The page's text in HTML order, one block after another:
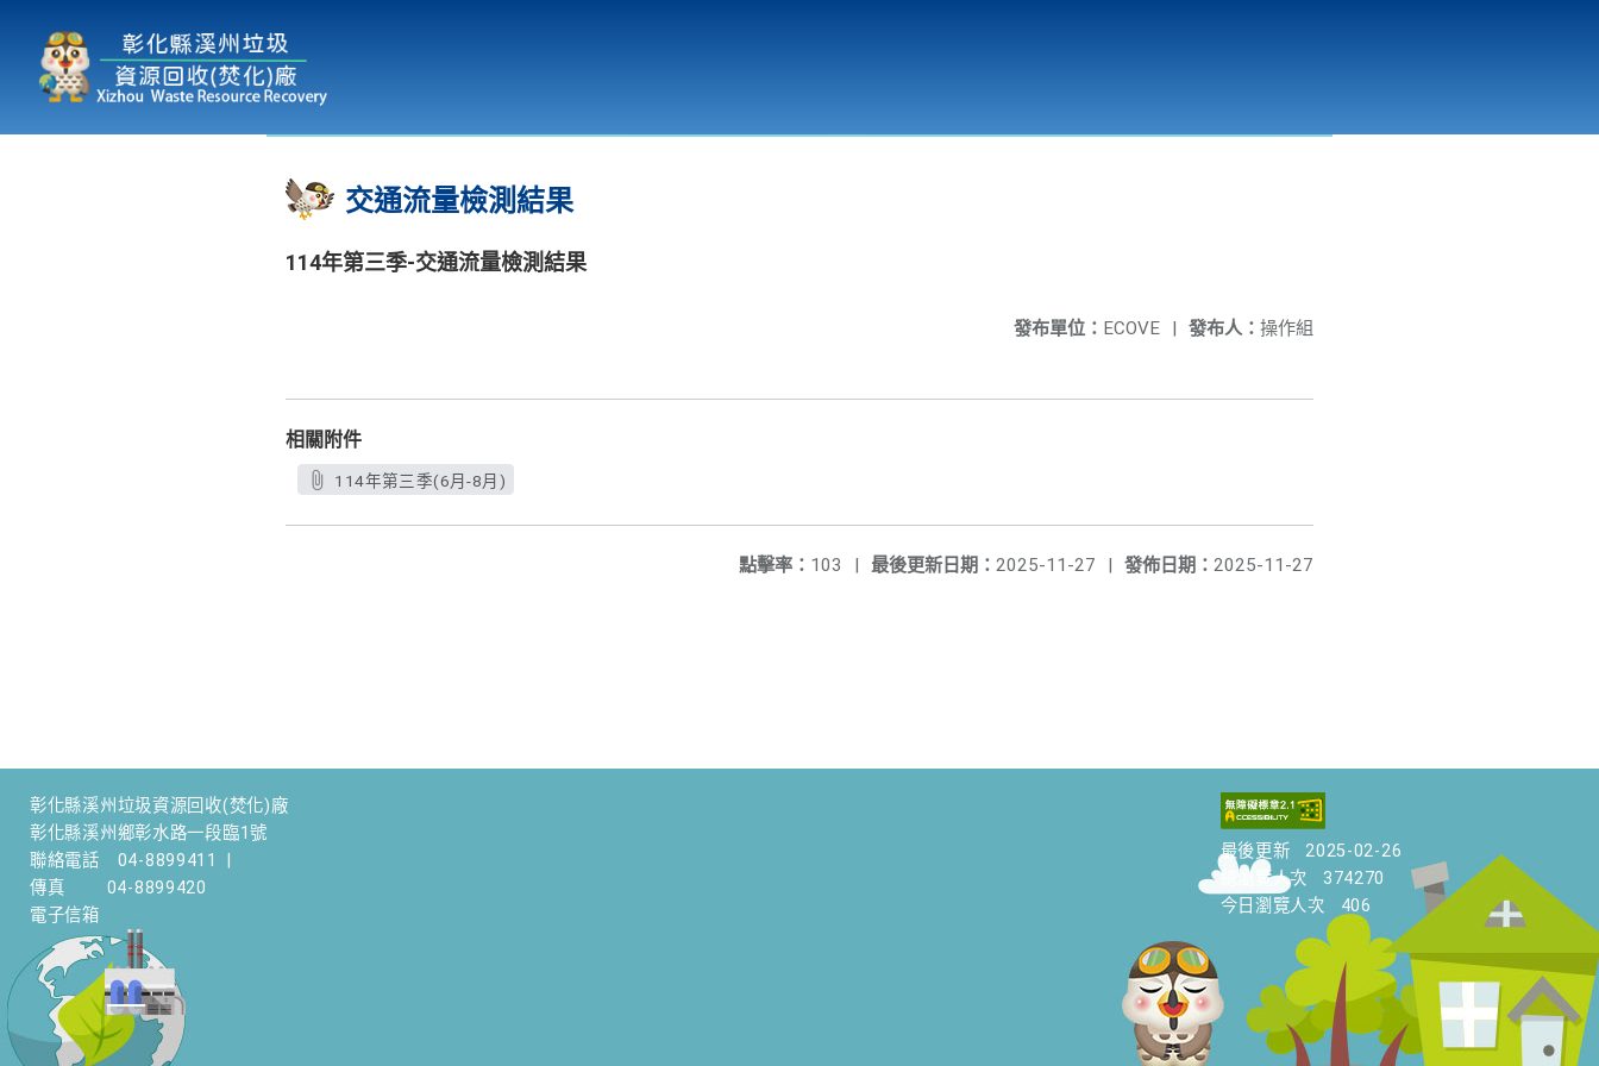
本廠簡介
:::
交通流量檢測結果
114年第三季-交通流量檢測結果
發布人： 操作組
發布單位： ECOVE |
相關附件
114年第三季(6月-8月)
發佈日期： 2025-11-27
最後更新日期： 2025-11-27 |
點擊率： 103 |
彰化縣溪州垃圾資源回收(焚化)廠
彰化縣溪州鄉彰水路一段臨1號
聯絡電話
04-8899411
傳真
04-8899420
電子信箱
最後更新
2025-02-26
總瀏覽人次
374270
今日瀏覽人次
406